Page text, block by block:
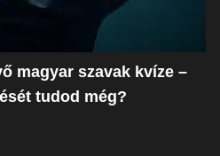
magyar szavak kvíze –
tudod még?